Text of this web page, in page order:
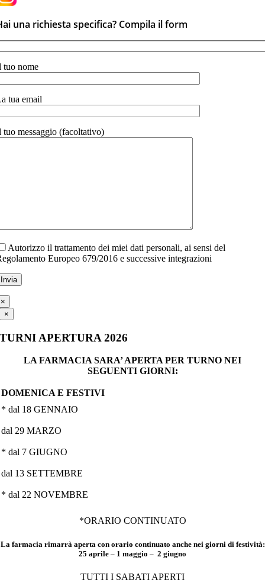
una richiesta specifica? Compila il form
tuo nome
tua email
tuo messaggio (facoltativo)
Autorizzo il trattamento dei miei dati personali, ai sensi del
Europeo 679/2016 e successive integrazioni
×
×
TURNI APERTURA 2026
LA FARMACIA SARA’ APERTA PER TURNO NEI
SEGUENTI GIORNI:
DOMENICA E FESTIVI
* dal 18 GENNAIO
dal 29 MARZO
* dal 7 GIUGNO
dal 13 SETTEMBRE
* dal 22 NOVEMBRE
*ORARIO CONTINUATO
La farmacia rimarrà aperta con orario continuato anche nei giorni di festività:
25 aprile – 1 maggio – 2 giugno
TUTTI I SABATI APERTI